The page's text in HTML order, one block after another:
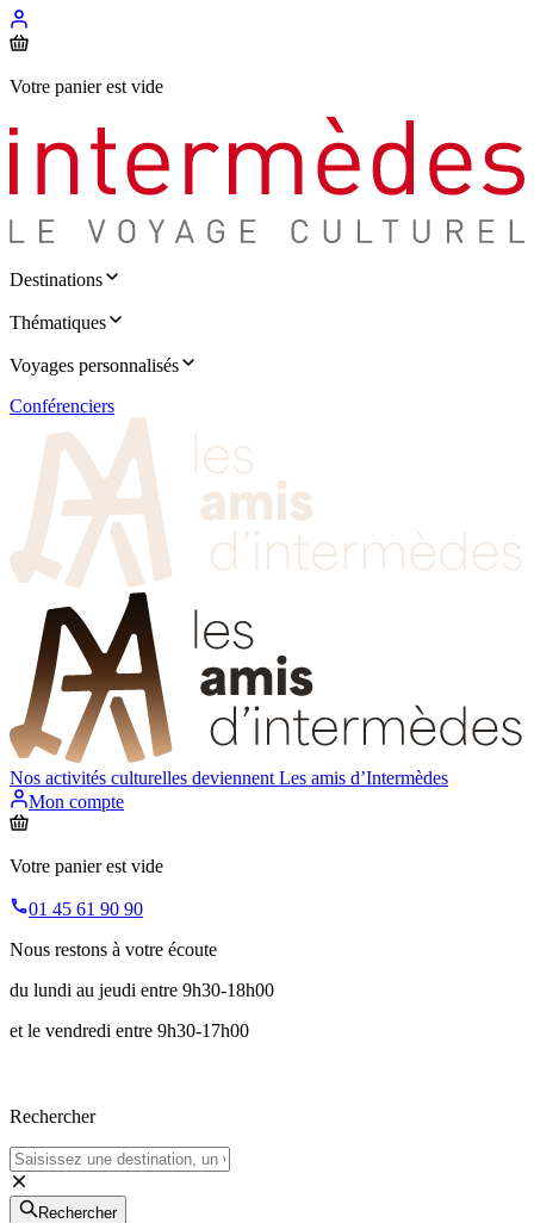
Votre panier est vide
Destinations
Thématiques
Voyages personnalisés
Conférenciers
Nos activités culturelles deviennent Les amis d’Intermèdes
Mon compte
Votre panier est vide
01 45 61 90 90
Nous restons à votre écoute
du lundi au jeudi entre 9h30-18h00
et le vendredi entre 9h30-17h00
Rechercher
Rechercher